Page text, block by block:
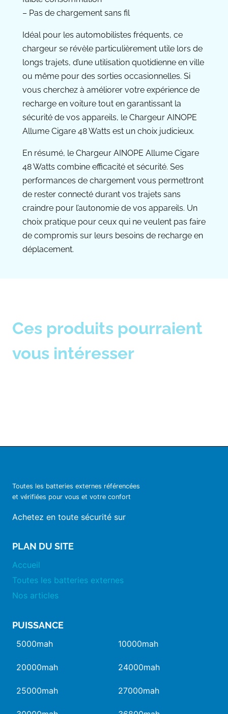
– Pas de chargement sans fil
Idéal pour les automobilistes fréquents, ce
chargeur se révèle particulièrement utile lors de
longs trajets, d’une utilisation quotidienne en ville
ou même pour des sorties occasionnelles. Si
vous cherchez à améliorer votre expérience de
recharge en voiture tout en garantissant la
sécurité de vos appareils, le Chargeur AINOPE
Allume Cigare 48 Watts est un choix judicieux.
En résumé, le Chargeur AINOPE Allume Cigare
48 Watts combine efficacité et sécurité. Ses
performances de chargement vous permettront
de rester connecté durant vos trajets sans
craindre pour l’autonomie de vos appareils. Un
choix pratique pour ceux qui ne veulent pas faire
de compromis sur leurs besoins de recharge en
déplacement.
Ces produits pourraient
vous intéresser
Toutes les batteries externes référencées
et vérifiées pour vous et votre confort
Achetez en toute sécurité sur
PLAN DU SITE
Accueil
Toutes les batteries externes
Nos articles
PUISSANCE
5000mah 10000mah
20000mah 24000mah
25000mah 27000mah